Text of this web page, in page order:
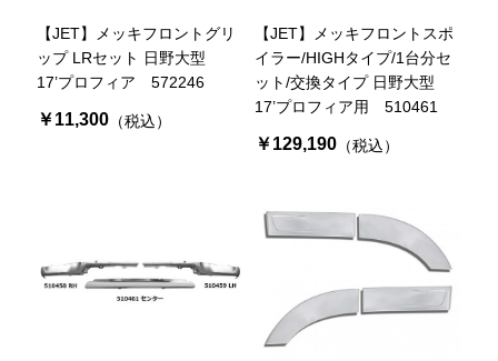
【JET】メッキフロントグリ
ップ LRセット 日野大型
17’プロフィア 572246
￥11,300（税込）
【JET】メッキフロントスポ
イラー/HIGHタイプ/1台分セ
ット/交換タイプ 日野大型
17’プロフィア用 510461
￥129,190（税込）